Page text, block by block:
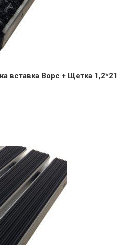
вставка Ворс + Щетка 1,2*21